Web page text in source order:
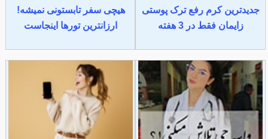
جدیدترین کرم رفع ترک پوستی
زایمان فقط در 3 هفته
هیچی سفر تابستونی نمیشه!
ارزانترین تورها اینجاست